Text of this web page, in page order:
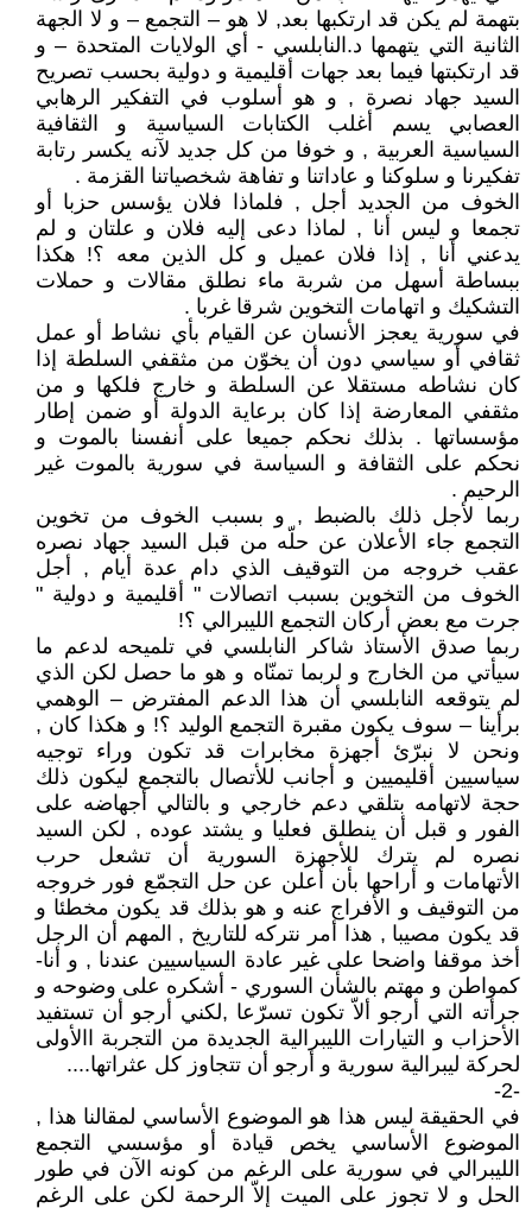
بتهمة لم يكن قد ارتكبها بعد, لا هو – التجمع – و لا الجهة
الثانية التي يتهمها د.النابلسي - أي الولايات المتحدة – و
قد ارتكبتها فيما بعد جهات أقليمية و دولية بحسب تصريح
السيد جهاد نصرة , و هو أسلوب في التفكير الرهابي
العصابي يسم أغلب الكتابات السياسية و الثقافية
السياسية العربية , و خوفا من كل جديد لآنه يكسر رتابة
تفكيرنا و سلوكنا و عاداتنا و تفاهة شخصياتنا القزمة .
الخوف من الجديد أجل , فلماذا فلان يؤسس حزبا أو
تجمعا و ليس أنا , لماذا دعى إليه فلان و علتان و لم
يدعني أنا , إذا فلان عميل و كل الذين معه ؟! هكذا
ببساطة أسهل من شربة ماء نطلق مقالات و حملات
التشكيك و اتهامات التخوين شرقا غربا .
في سورية يعجز الأنسان عن القيام بأي نشاط أو عمل
ثقافي أو سياسي دون أن يخوّن من مثقفي السلطة إذا
كان نشاطه مستقلا عن السلطة و خارج فلكها و من
مثقفي المعارضة إذا كان برعاية الدولة أو ضمن إطار
مؤسساتها . بذلك نحكم جميعا على أنفسنا بالموت و
نحكم على الثقافة و السياسة في سورية بالموت غير
الرحيم .
ربما لأجل ذلك بالضبط , و بسبب الخوف من تخوين
التجمع جاء الأعلان عن حلّه من قبل السيد جهاد نصره
عقب خروجه من التوقيف الذي دام عدة أيام , أجل
الخوف من التخوين بسبب اتصالات " أقليمية و دولية "
جرت مع بعض أركان التجمع الليبرالي ؟!
ربما صدق الأستاذ شاكر النابلسي في تلميحه لدعم ما
سيأتي من الخارج و لربما تمنّاه و هو ما حصل لكن الذي
لم يتوقعه النابلسي أن هذا الدعم المفترض – الوهمي
برأينا – سوف يكون مقبرة التجمع الوليد ؟! و هكذا كان ,
ونحن لا نبرّئ أجهزة مخابرات قد تكون وراء توجيه
سياسيين أقليميين و أجانب للأتصال بالتجمع ليكون ذلك
حجة لاتهامه بتلقي دعم خارجي و بالتالي أجهاضه على
الفور و قبل أن ينطلق فعليا و يشتد عوده , لكن السيد
نصره لم يترك للأجهزة السورية أن تشعل حرب
الأتهامات و أراحها بأن أعلن عن حل التجمّع فور خروجه
من التوقيف و الأفراج عنه و هو بذلك قد يكون مخطئا و
قد يكون مصيبا , هذا أمر نتركه للتاريخ , المهم أن الرجل
أخذ موقفا واضحا على غير عادة السياسيين عندنا , و أنا-
كمواطن و مهتم بالشأن السوري - أشكره على وضوحه و
جرأته التي أرجو ألاّ تكون تسرّعا ,لكني أرجو أن تستفيد
الأحزاب و التيارات الليبرالية الجديدة من التجربة االأولى
لحركة ليبرالية سورية و أرجو أن تتجاوز كل عثراتها....
-2-
في الحقيقة ليس هذا هو الموضوع الأساسي لمقالنا هذا ,
الموضوع الأساسي يخص قيادة أو مؤسسي التجمع
الليبرالي في سورية على الرغم من كونه الآن في طور
الحل و لا تجوز على الميت إلاّ الرحمة لكن على الرغم